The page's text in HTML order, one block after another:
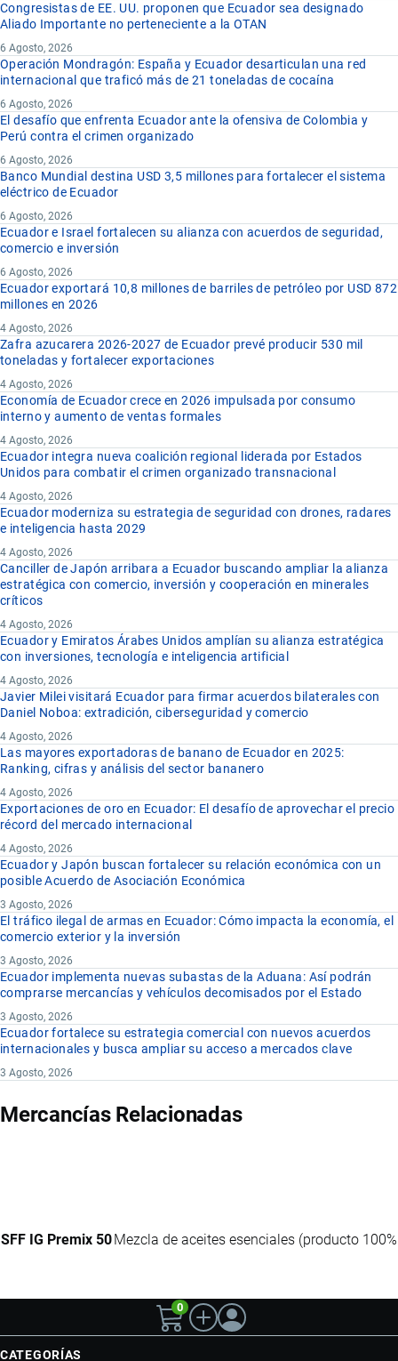
Congresistas de EE. UU. proponen que Ecuador sea designado
Aliado Importante no perteneciente a la OTAN
6 Agosto, 2026
Operación Mondragón: España y Ecuador desarticulan una red
internacional que traficó más de 21 toneladas de cocaína
6 Agosto, 2026
El desafío que enfrenta Ecuador ante la ofensiva de Colombia y
Perú contra el crimen organizado
6 Agosto, 2026
Banco Mundial destina USD 3,5 millones para fortalecer el sistema
eléctrico de Ecuador
6 Agosto, 2026
Ecuador e Israel fortalecen su alianza con acuerdos de seguridad,
comercio e inversión
6 Agosto, 2026
Ecuador exportará 10,8 millones de barriles de petróleo por USD 872
millones en 2026
4 Agosto, 2026
Zafra azucarera 2026-2027 de Ecuador prevé producir 530 mil
toneladas y fortalecer exportaciones
4 Agosto, 2026
Economía de Ecuador crece en 2026 impulsada por consumo
interno y aumento de ventas formales
4 Agosto, 2026
Ecuador integra nueva coalición regional liderada por Estados
Unidos para combatir el crimen organizado transnacional
4 Agosto, 2026
Ecuador moderniza su estrategia de seguridad con drones, radares
e inteligencia hasta 2029
4 Agosto, 2026
Canciller de Japón arribara a Ecuador buscando ampliar la alianza
estratégica con comercio, inversión y cooperación en minerales
críticos
4 Agosto, 2026
Ecuador y Emiratos Árabes Unidos amplían su alianza estratégica
con inversiones, tecnología e inteligencia artificial
4 Agosto, 2026
Javier Milei visitará Ecuador para firmar acuerdos bilaterales con
Daniel Noboa: extradición, ciberseguridad y comercio
4 Agosto, 2026
Las mayores exportadoras de banano de Ecuador en 2025:
Ranking, cifras y análisis del sector bananero
4 Agosto, 2026
Exportaciones de oro en Ecuador: El desafío de aprovechar el precio
récord del mercado internacional
4 Agosto, 2026
Ecuador y Japón buscan fortalecer su relación económica con un
posible Acuerdo de Asociación Económica
3 Agosto, 2026
El tráfico ilegal de armas en Ecuador: Cómo impacta la economía, el
comercio exterior y la inversión
3 Agosto, 2026
Ecuador implementa nuevas subastas de la Aduana: Así podrán
comprarse mercancías y vehículos decomisados por el Estado
3 Agosto, 2026
Ecuador fortalece su estrategia comercial con nuevos acuerdos
internacionales y busca ampliar su acceso a mercados clave
3 Agosto, 2026
Mercancías Relacionadas
SFF IG Premix 50 Mezcla de aceites esenciales (producto
0
CATEGORÍAS